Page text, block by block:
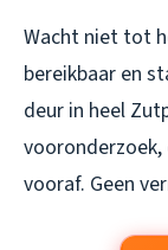
Wacht niet tot
bereikbaar en
deur in heel
vooraf. Geen